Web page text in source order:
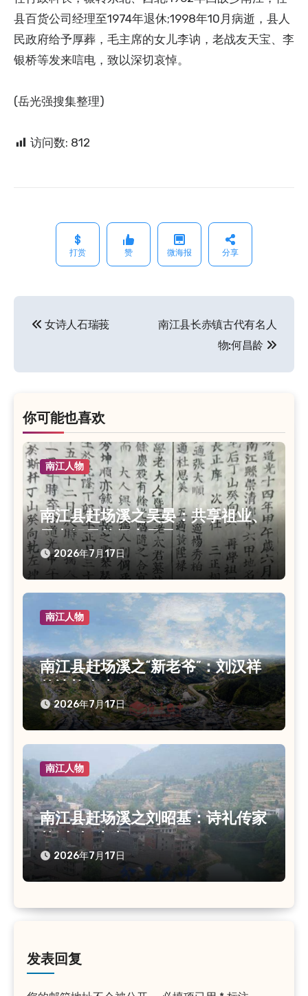
县百货公司经理至1974年退休;1998年10月病逝，县人
民政府给予厚葬，毛主席的女儿李讷，老战友天宝、李
银桥等发来唁电，致以深切哀悼。
(岳光强搜集整理)
访问数: 812
打赏 赞 微海报 分享
文
导
女诗人石瑞莪
南江县长赤镇古代有名人
物:何昌龄
你可能也喜欢
南江人物
南江县赶场溪之吴晏：共享祖业、
子中解元的儒者风骨
2026年7月17日
南江人物
南江县赶场溪之“新老爷”：刘汉祥
的诗礼人生
2026年7月17日
南江人物
南江县赶场溪之刘昭基：诗礼传家
的“小仓”先生
2026年7月17日
发表回复